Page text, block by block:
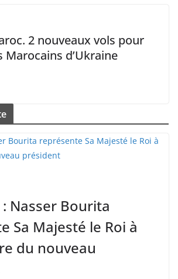
2 nouveaux vols pour
d’Ukraine
Nasser Bourita
Sa Majesté le Roi à
du nouveau